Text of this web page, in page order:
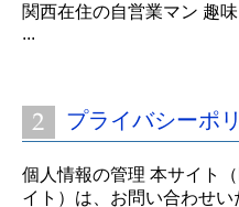
関西在住の自営業マン
...
プライバシーポ
個人情報の管理 本サイト
イト）は、お問い合わせ